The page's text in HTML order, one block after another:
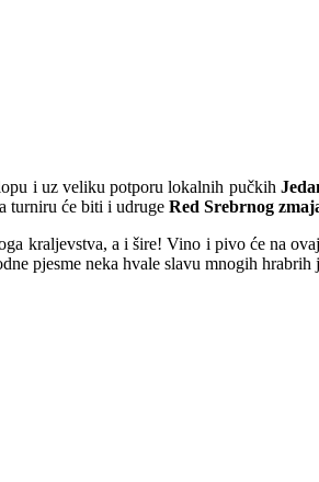
i uz veliku potporu lokalnih pučkih
turniru će biti i udruge Red Srebrnog
kraljevstva, a i šire! Vino i pivo će na
pjesme neka hvale slavu mnogih hrabrih